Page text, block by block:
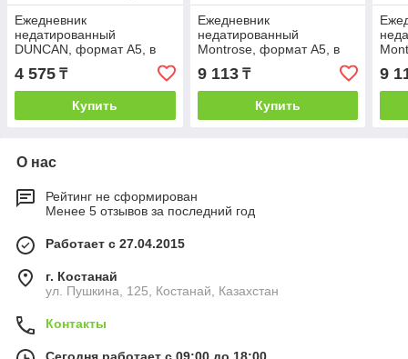
Ежедневник
недатированный
DUNCAN, формат А5, в
линейку, Черный, -, 24607
35
4 575 ₸
Купить
Ежедневник
недатированный
Montrose, формат А5, в
линейку, Бордовый, -,
24611 13
9 113₸
Купить
07
9
О нас
Рейтинг не сформирован
Менее 5 отзывов за последний год
Работает с 27.04.2015
г. Костанай
ул. Пушкина, 125, Костанай, Казахстан
Контакты